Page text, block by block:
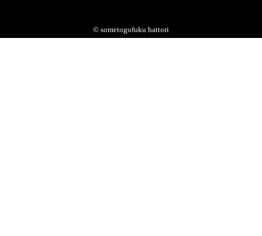
© sometogofuku hattori